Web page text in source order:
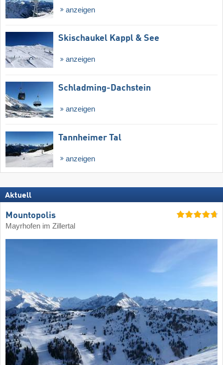
anzeigen
Skischaukel Kappl & See
anzeigen
Schladming-Dachstein
anzeigen
Tannheimer Tal
anzeigen
Aktuell
Mountopolis
Mayrhofen im Zillertal